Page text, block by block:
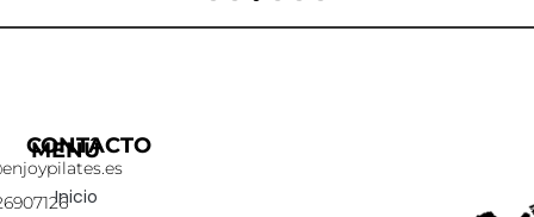
MENÚ
Inicio
CONTACTO